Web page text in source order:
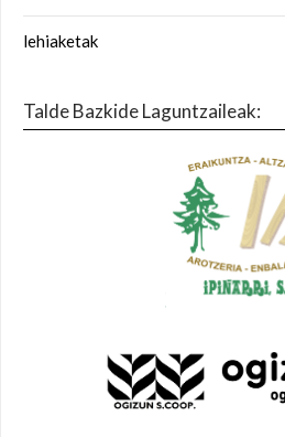
lehiaketak
Talde Bazkide Laguntzaileak: